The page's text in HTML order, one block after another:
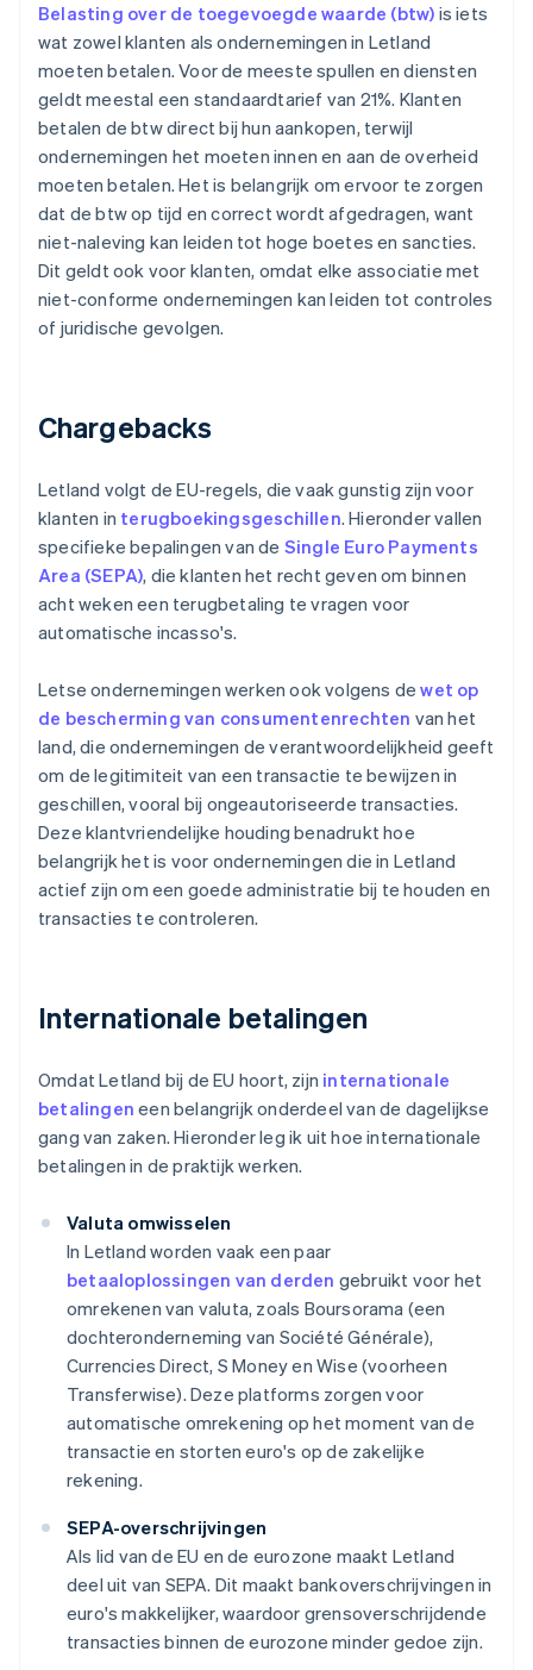
Belasting over de toegevoegde waarde (btw) is iets
wat zowel klanten als ondernemingen in Letland
moeten betalen. Voor de meeste spullen en diensten
geldt meestal een standaardtarief van 21%. Klanten
betalen de btw direct bij hun aankopen, terwijl
ondernemingen het moeten innen en aan de overheid
moeten betalen. Het is belangrijk om ervoor te zorgen
dat de btw op tijd en correct wordt afgedragen, want
niet-naleving kan leiden tot hoge boetes en sancties.
Dit geldt ook voor klanten, omdat elke associatie met
niet-conforme ondernemingen kan leiden tot controles
of juridische gevolgen.
Chargebacks
Letland volgt de EU-regels, die vaak gunstig zijn voor
klanten in terugboekingsgeschillen. Hieronder vallen
specifieke bepalingen van de Single Euro Payments
Area (SEPA), die klanten het recht geven om binnen
acht weken een terugbetaling te vragen voor
automatische incasso's.
Letse ondernemingen werken ook volgens dewet op
de bescherming van consumentenrechten van het
land, die ondernemingen de verantwoordelijkheid geeft
om de legitimiteit van een transactie te bewijzen in
geschillen, vooral bij ongeautoriseerde transacties.
Deze klantvriendelijke houding benadrukt hoe
belangrijk het is voor ondernemingen die in Letland
actief zijn om een goede administratie bij te houden en
transacties te controleren.
Internationale betalingen
Omdat Letland bij de EU hoort, zijn internationale
betalingen een belangrijk onderdeel van de dagelijkse
gang van zaken. Hieronder leg ik uit hoe internationale
betalingen in de praktijk werken.
Valuta omwisselen
In Letland worden vaak een paar
betaaloplossingen van derden gebruikt voor het
omrekenen van valuta, zoals Boursorama (een
dochteronderneming van Société Générale),
Currencies Direct, S Money en Wise (voorheen
Transferwise). Deze platforms zorgen voor
automatische omrekening op het moment van de
transactie en storten euro's op de zakelijke
rekening.
SEPA-overschrijvingen
Als lid van de EU en de eurozone maakt Letland
deel uit van SEPA. Dit maakt bankoverschrijvingen in
euro's makkelijker, waardoor grensoverschrijdende
transacties binnen de eurozone minder gedoe zijn.